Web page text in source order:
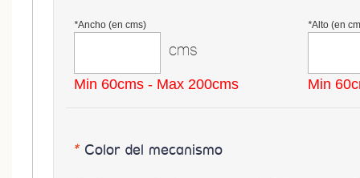
*Ancho (en cms)
cms
Min 60cms - Max 200cms
*Alto (en
Min
* Color del mecanismo